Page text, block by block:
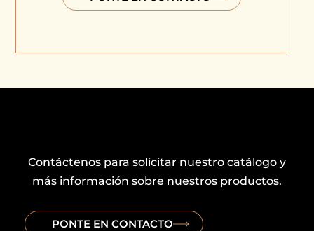
Contáctenos para solicitar nuestro catálogo y
más información sobre nuestros productos.
PONTE EN CONTACTO